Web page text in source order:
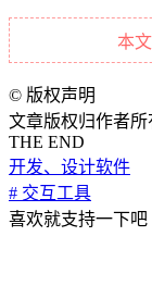
本
© 版权声明
文章版权归作者所
THE END
开发、设计软件
# 交互工具
喜欢就支持一下吧